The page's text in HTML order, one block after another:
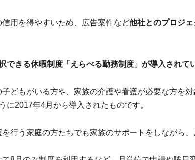
用を得やすいため、広告案件など他社とのプロジ
できる休暇制度「えらべる勤務制度」が導入されて
どもがいる方や、家族の介護や看護が必要な方を
に2017年4月から導入されたものです。
行う家庭の方たちでも家族のサポートをしながら